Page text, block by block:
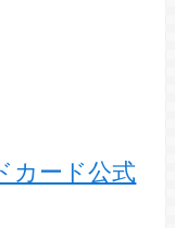
カード公式